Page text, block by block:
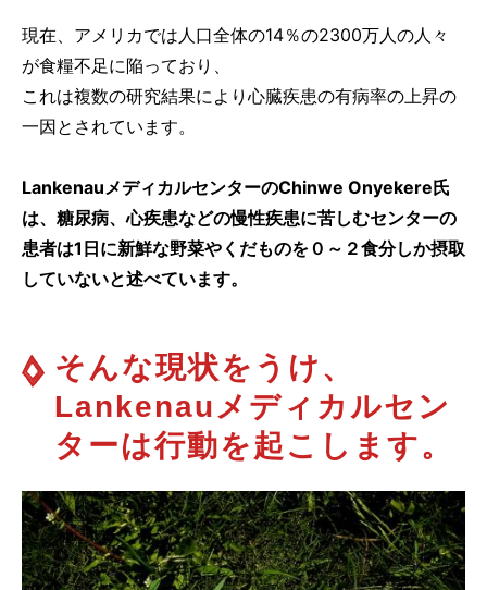
現在、アメリカでは人口全体の14％の2300万人の人々
が食糧不足に陥っており、
これは複数の研究結果により心臓疾患の有病率の上昇の
一因とされています。
LankenauメディカルセンターのChinwe Onyekere氏
は、糖尿病、心疾患などの慢性疾患に苦しむセンターの
患者は1日に新鮮な野菜やくだものを０～２食分しか摂取
していないと述べています。
そんな現状をうけ、
Lankenauメディカルセン
ターは行動を起こします。